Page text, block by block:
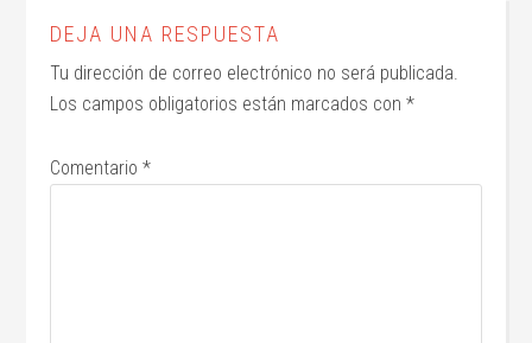
DEJA UNA RESPUESTA
Tu dirección de correo electrónico no será publicada.
Los campos obligatorios están marcados con*
Comentario*